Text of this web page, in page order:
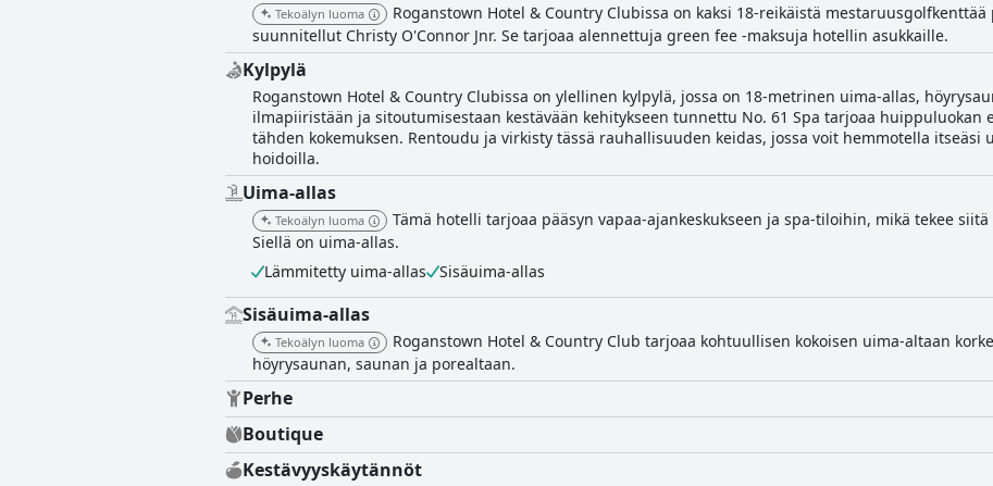
Tekoälyn luoma
Roganstown Hotel & Country Clubissa on kaksi 18-reikäistä
suunnitellut Christy O'Connor Jnr. Se tarjoaa alennettuja green fee -maksuja hotellin asukkaille.
Kylpylä
Roganstown Hotel & Country Clubissa on ylellinen kylpylä, jossa on 18-metrinen uima-allas,
ilmapiiristään ja sitoutumisestaan kestävään kehitykseen tunnettu No. 61 Spa tarjoaa huippuluokan
tähden kokemuksen. Rentoudu ja virkisty tässä rauhallisuuden keidas, jossa voit hemmotella
hoidoilla.
Uima-allas
Tekoälyn luoma
Tämä hotelli tarjoaa pääsyn vapaa-ajankeskukseen ja spa-tiloihin, mikä tekee
Siellä on uima-allas.
Lämmitetty uima-allas
Sisäuima-allas
Sisäuima-allas
Tekoälyn luoma
Roganstown Hotel & Country Club tarjoaa kohtuullisen kokoisen uima-altaan
höyrysaunan, saunan ja porealtaan.
Perhe
Boutique
Kestävyyskäytännöt